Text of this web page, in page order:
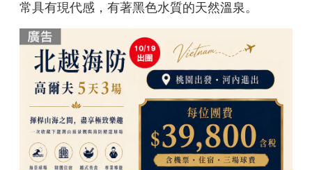
常具有現代感，有著黑色水質的天然溫泉。